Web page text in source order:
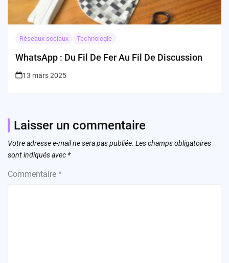
Réseaux sociaux Technologie
WhatsApp : Du Fil De Fer Au Fil De Discussion
13 mars 2025
Laisser un commentaire
Votre adresse e-mail ne sera pas publiée. Les champs obligatoires
sont indiqués avec *
Commentaire *